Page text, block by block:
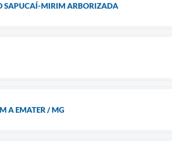
SAPUCAÍ-MIRIM ARBORIZADA
A EMATER / MG